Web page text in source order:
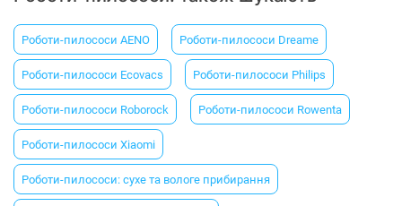
Роботи-пилососи AENO Роботи-пилососи Dreame
Роботи-пилососи Ecovacs Роботи-пилососи Philips
Роботи-пилососи Roborock Роботи-пилососи Rowenta
Роботи-пилососи Xiaomi
Роботи-пилососи: сухе та вологе прибирання